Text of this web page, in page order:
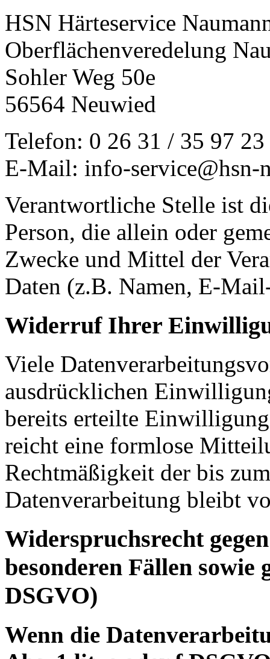
HSN Härteservice
Oberflächenveredelung
Sohler Weg 50e
56564 Neuwied
Telefon: 0 26 31 / 35 97 23
E-Mail: info-service@hsn-
Verantwortliche Stelle ist
Person, die allein oder
Zwecke und Mittel der
Daten (z.B. Namen, E-
Widerruf Ihrer
Viele
ausdrücklichen
bereits erteilte
reicht eine formlose
Rechtmäßigkeit der bis
Datenverarbeitung bleibt
Widerspruchsrecht
besonderen Fällen
DSGVO)
Wenn die